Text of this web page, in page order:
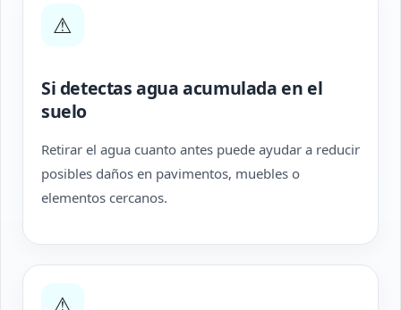
⚠
Si detectas agua acumulada en el
suelo
Retirar el agua cuanto antes puede ayudar a reducir
posibles daños en pavimentos, muebles o
elementos cercanos.